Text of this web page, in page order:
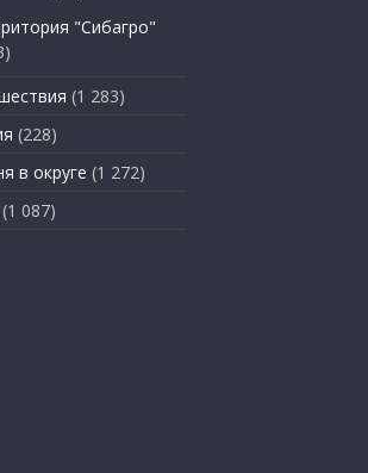
"Сибагро"
(1 283)
(228)
в округе (1 272)
(1 087)